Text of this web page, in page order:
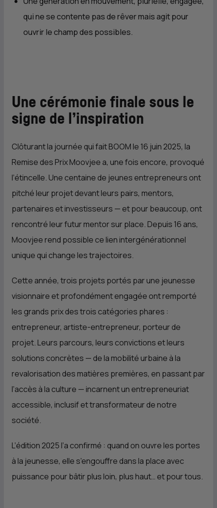
qui ne se contente pas de rêver mais agit pour
ouvrir le champ des possibles.
Une cérémonie finale sous le
signe de l’inspiration
Clôturant la journée qui fait BOOM le 16 juin 2025, la
Remise des Prix Moovjee a, une fois encore, provoqué
l’étincelle. Une centaine de jeunes entrepreneurs ont
pitché leur projet devant leurs pairs, mentors,
partenaires et investisseurs — et pour beaucoup, ont
rencontré leur futur mentor sur place. Depuis 16 ans,
Moovjee rend possible ce lien intergénérationnel
unique qui change les trajectoires.
Cette année, trois projets portés par une jeunesse
visionnaire et profondément engagée ont remporté
les grands prix des trois catégories phares :
entrepreneur, artiste-entrepreneur, porteur de
projet. Leurs parcours, leurs convictions et leurs
solutions concrètes — de la mobilité urbaine à la
revalorisation des matières premières, en passant par
l’accès à la culture — incarnent un entrepreneuriat
accessible, inclusif et transformateur de notre
société.
L’édition 2025 l’a confirmé : quand on ouvre les portes
à la jeunesse, elle s’engouffre dans la place avec
puissance pour bâtir plus loin, plus haut… et pour tous.